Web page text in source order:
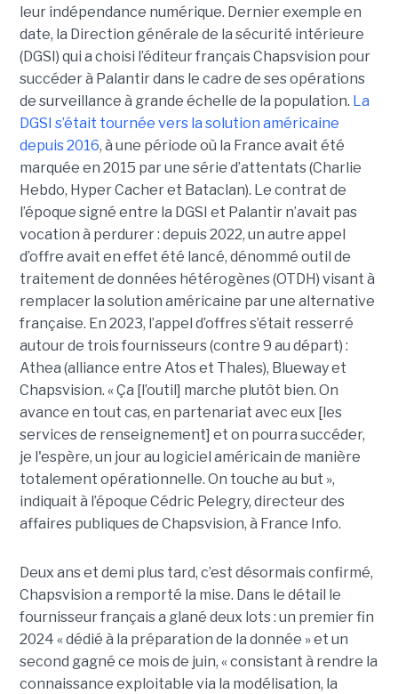
leur indépendance numérique. Dernier exemple en
date, la Direction générale de la sécurité intérieure
(DGSI) qui a choisi l’éditeur français Chapsvision pour
succéder à Palantir dans le cadre de ses opérations
de surveillance à grande échelle de la population. La
DGSI s’était tournée vers la solution américaine
depuis 2016, à une période où la France avait été
marquée en 2015 par une série d’attentats (Charlie
Hebdo, Hyper Cacher et Bataclan). Le contrat de
l’époque signé entre la DGSI et Palantir n’avait pas
vocation à perdurer : depuis 2022, un autre appel
d’offre avait en effet été lancé, dénommé outil de
traitement de données hétérogènes (OTDH) visant à
remplacer la solution américaine par une alternative
française. En 2023, l’appel d’offres s’était resserré
autour de trois fournisseurs (contre 9 au départ) :
Athea (alliance entre Atos et Thales), Blueway et
Chapsvision. « Ça [l’outil] marche plutôt bien. On
avance en tout cas, en partenariat avec eux [les
services de renseignement] et on pourra succéder,
je l'espère, un jour au logiciel américain de manière
totalement opérationnelle. On touche au but »,
indiquait à l’époque Cédric Pelegry, directeur des
affaires publiques de Chapsvision, à France Info.
Deux ans et demi plus tard, c’est désormais confirmé,
Chapsvision a remporté la mise. Dans le détail le
fournisseur français a glané deux lots : un premier fin
2024 « dédié à la préparation de la donnée » et un
second gagné ce mois de juin, « consistant à rendre la
connaissance exploitable via la modélisation, la